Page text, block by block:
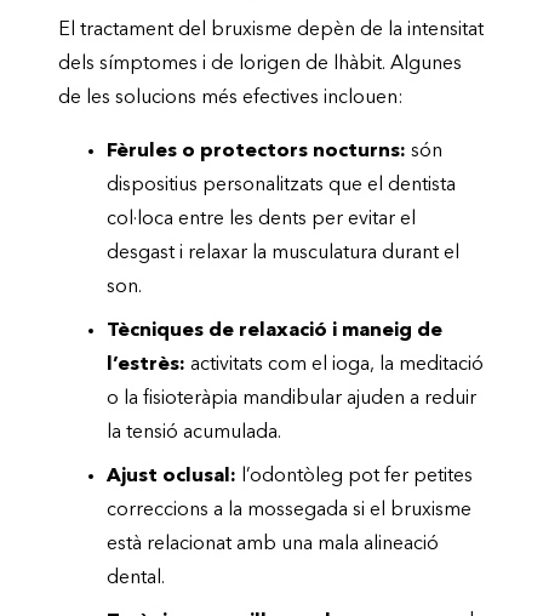
El tractament del bruxisme depèn de la intensitat
dels símptomes i de lorigen de lhàbit. Algunes
de les solucions més efectives inclouen:
Fèrules o protectors nocturns: són
dispositius personalitzats que el dentista
col·loca entre les dents per evitar el
desgast i relaxar la musculatura durant el
son.
Tècniques de relaxació i maneig de
l’estrès: activitats com el ioga, la meditació
o la fisioteràpia mandibular ajuden a reduir
la tensió acumulada.
Ajust oclusal: l’odontòleg pot fer petites
correccions a la mossegada si el bruxisme
està relacionat amb una mala alineació
dental.